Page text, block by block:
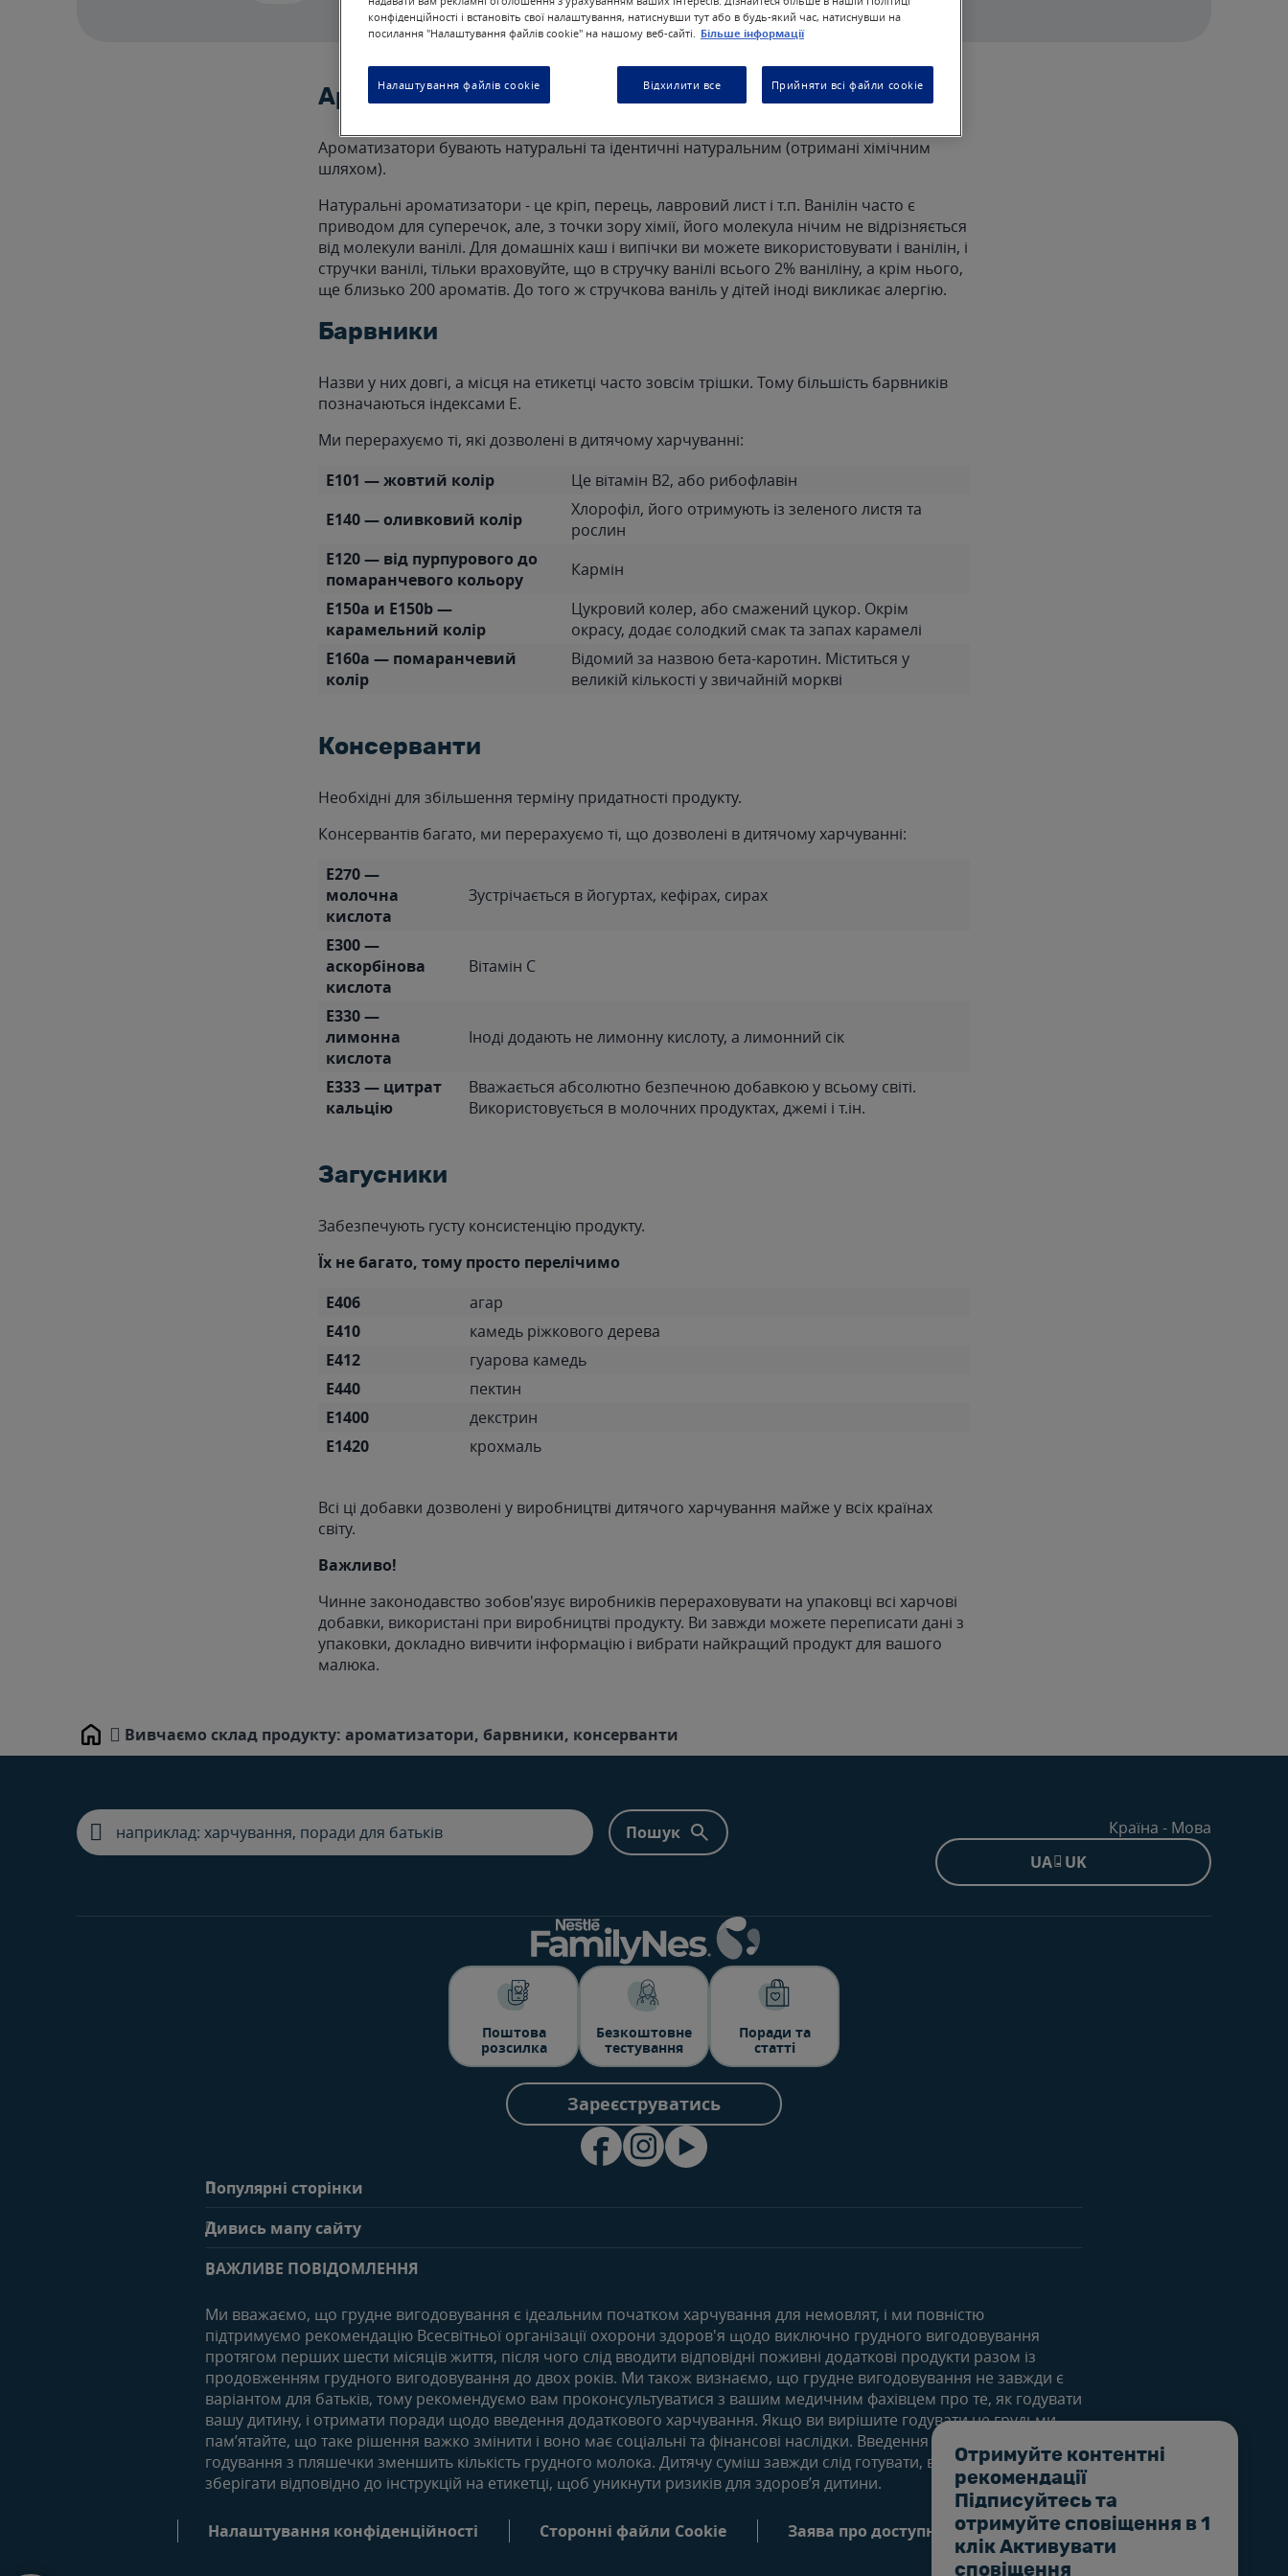
Ароматизатори
Ароматизатори бувають натуральні та ідентичні натуральним (отримані хімічним
шляхом).
Натуральні ароматизатори - це кріп, перець, лавровий лист і т.п. Ванілін часто є
приводом для суперечок, але, з точки зору хімії, його молекула нічим не відрізняється
від молекули ванілі. Для домашніх каш і випічки ви можете використовувати і ванілін, і
стручки ванілі, тільки враховуйте, що в стручку ванілі всього 2% ваніліну, а крім нього,
ще близько 200 ароматів. До того ж стручкова ваніль у дітей іноді викликає алергію.
Барвники
Назви у них довгі, а місця на етикетці часто зовсім трішки. Тому більшість барвників
позначаються індексами Е.
Ми перерахуємо ті, які дозволені в дитячому харчуванні:
Е101 — жовтий колір
Це вітамін В2, або рибофлавін
Е140 — оливковий колір
Хлорофіл, його отримують із зеленого листя та
рослин
Е120 — від пурпурового до
помаранчевого кольору
Кармін
Е150а и Е150b —
карамельний колір
Цукровий колер, або смажений цукор. Окрім
окрасу, додає солодкий смак та запах карамелі
Е160а — помаранчевий
колір
Відомий за назвою бета-каротин. Міститься у
великій кількості у звичайній моркві
Консерванти
Необхідні для збільшення терміну придатності продукту.
Консервантів багато, ми перерахуємо ті, що дозволені в дитячому харчуванні:
Е270 —
молочна
кислота
Зустрічається в йогуртах, кефірах, сирах
Е300 —
аскорбінова
кислота
Вітамін С
Е330 —
лимонна
кислота
Іноді додають не лимонну кислоту, а лимонний сік
Е333 — цитрат
кальцію
Вважається абсолютно безпечною добавкою у всьому світі.
Використовується в молочних продуктах, джемі і т.ін.
Загусники
Забезпечують густу консистенцію продукту.
Їх не багато, тому просто перелічимо
Е406
агар
Е410
камедь ріжкового дерева
Е412
гуарова камедь
Е440
пектин
Е1400
декстрин
Е1420
крохмаль
Всі ці добавки дозволені у виробництві дитячого харчування майже у всіх країнах
світу.
Важливо!
Чинне законодавство зобов'язує виробників перераховувати на упаковці всі харчові
добавки, використані при виробництві продукту. Ви завжди можете переписати дані з
упаковки, докладно вивчити інформацію і вибрати найкращий продукт для вашого
малюка.
Отримуйте контентні
рекомендації
Підписуйтесь та
отримуйте сповіщення в 1
клік Активувати
сповіщення
Home Вивчаємо склад продукту: ароматизатори, барвники, консерванти
Країна - Мова
UA - UK
Поштова
розсилка
Безкоштовне
тестування
Поради та
статті
Зареєструватись
Популярні сторінки
Поширені запитання
Дивись мапу сайту
Статті
Продукти
Продукти
12-18 місяців
Статті
Продукти
18-24 місяців
Статті
Продукти
ВАЖЛИВЕ ПОВІДОМЛЕННЯ
Ми вважаємо, що грудне вигодовування є ідеальним початком харчування для немовлят, і ми повністю
підтримуємо рекомендацію Всесвітньої організації охорони здоров'я щодо виключно грудного вигодовування
протягом перших шести місяців життя, після чого слід вводити відповідні поживні додаткові продукти разом із
продовженням грудного вигодовування до двох років. Ми також визнаємо, що грудне вигодовування не завжди є
варіантом для батьків, тому рекомендуємо вам проконсультуватися з вашим медичним фахівцем про те, як годувати
вашу дитину, і отримати поради щодо введення додаткового харчування. Якщо ви вирішите годувати не грудьми,
пам’ятайте, що таке рішення важко змінити і воно має соціальні та фінансові наслідки. Введення часткового
годування з пляшечки зменшить кількість грудного молока. Дитячу суміш завжди слід готувати, використовувати та
зберігати відповідно до інструкцій на етикетці, щоб уникнути ризиків для здоров’я дитини.
Налаштування конфіденційності Сторонні файли Cookie Заява про доступність Cookie
конфіденційності і встановіть свої налаштування, натиснувши тут або в будь-який час, натиснувши на
посилання "Налаштування файлів cookie" на нашому веб-сайті. Більше інформації
Налаштування файлів cookie Відхилити все Прийняти всі файли cookie